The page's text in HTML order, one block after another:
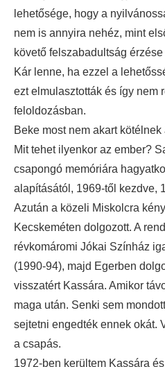
lehetősége, hogy a
nem is annyira nehéz, mint
követő felszabadultság
Kár lenne, ha ezzel a
ezt elmulasztották és így nem
feloldozásban.
Beke most nem akart
Mit tehet ilyenkor az ember?
csapongó memóriára
alapításától, 1969-től kezdve,
Azután a közeli Miskolcra
Kecskeméten dolgozott. A
révkomáromi Jókai Színház
(1990-94), majd Egerben
visszatért Kassára. Amikor
maga után. Senki sem
sejtetni engedték ennek okát.
a csapás.
1972-ben kerültem Kassára